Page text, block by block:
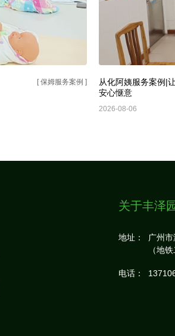
[ 保姆服务案例 ]
从化阿姨服务案例|
安心惬意
2026-08-06
关于丰泽
地址：
广州
（地
电话：